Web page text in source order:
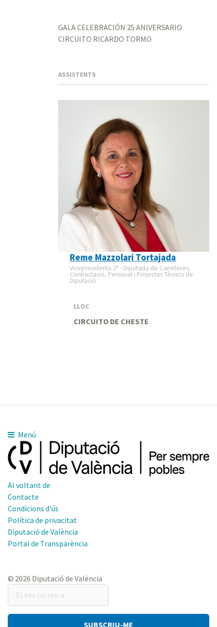
GALA CELEBRACIÓN 25 ANIVERSARIO
CIRCUITO RICARDO TORMO
ASSISTENTS
Reme Mazzolari Tortajada
Vicepresidenta 2ª - Diputada de Carreteres,
Contractació, Personal i Projectes Tècnics de
Diputació
LLOC
CIRCUITO DE CHESTE
Menú
Al voltant de
Contacte
Condicions d'ús
Política de privacitat
Diputació de València
Portal de Transparència
© 2026 Diputació de València
El
teu
correu-